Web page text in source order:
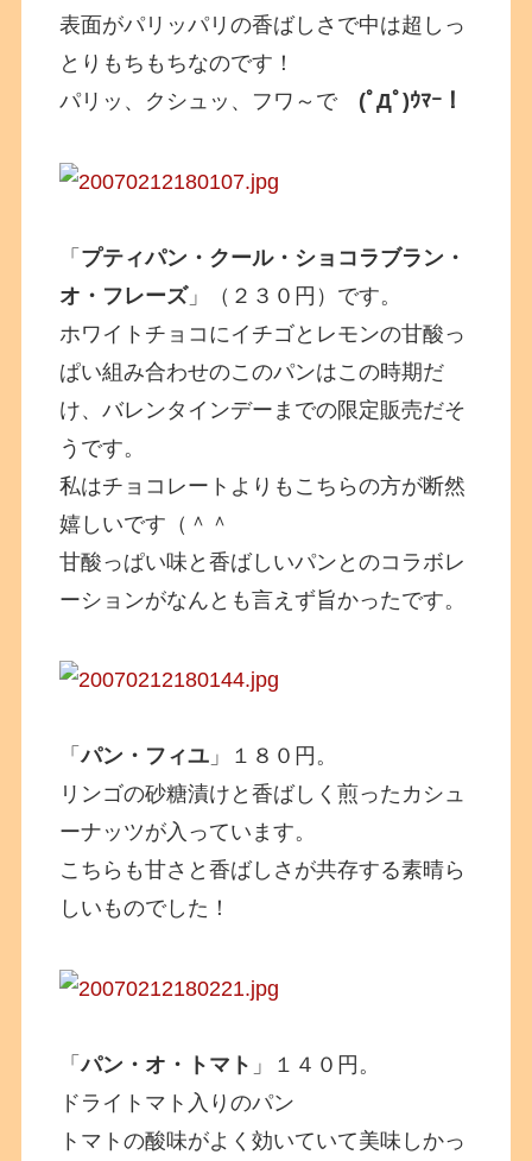
表面がパリッパリの香ばしさで中は超しっ
とりもちもちなのです！
パリッ、クシュッ、フワ～で (ﾟДﾟ)ｳﾏｰ！
「 プティパン・クール・ショコラブラン・
オ・フレーズ」（２３０円）です。
ホワイトチョコにイチゴとレモンの甘酸っ
ぱい組み合わせのこのパンはこの時期だ
け、バレンタインデーまでの限定販売だそ
うです。
私はチョコレートよりもこちらの方が断然
嬉しいです（＾＾
甘酸っぱい味と香ばしいパンとのコラボレ
ーションがなんとも言えず旨かったです。
「パン・フィユ 」１８０円。
リンゴの砂糖漬けと香ばしく煎ったカシュ
ーナッツが入っています。
こちらも甘さと香ばしさが共存する素晴ら
しいものでした！
「パン・オ・トマト 」１４０円。
ドライトマト入りのパン
トマトの酸味がよく効いていて美味しかっ